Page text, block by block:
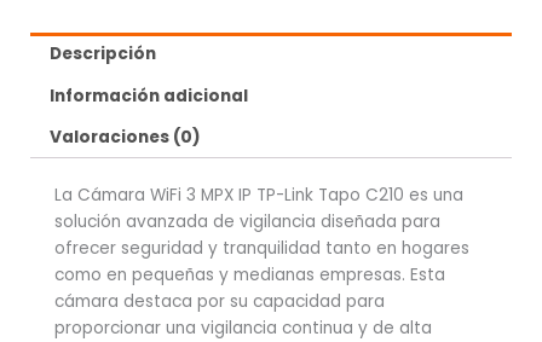
Descripción
Información adicional
Valoraciones (0)
La Cámara WiFi 3 MPX IP TP-Link Tapo C210 es una
solución avanzada de vigilancia diseñada para
ofrecer seguridad y tranquilidad tanto en hogares
como en pequeñas y medianas empresas. Esta
cámara destaca por su capacidad para
proporcionar una vigilancia continua y de alta